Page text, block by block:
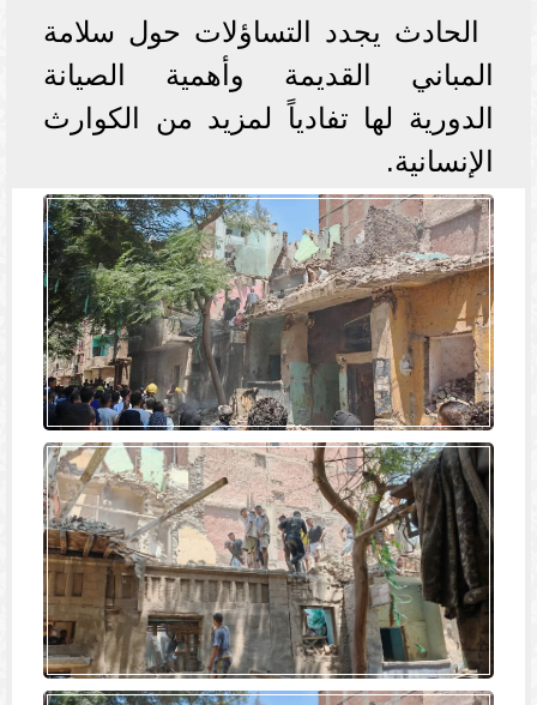
الحادث يجدد التساؤلات حول سلامة
المباني القديمة وأهمية الصيانة
الدورية لها تفادياً لمزيد من الكوارث
الإنسانية.